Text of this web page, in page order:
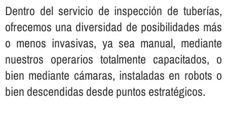
Dentro del servicio de inspección de tuberí­as,
ofrecemos una diversidad de posibilidades más
o menos invasivas, ya sea manual, mediante
nuestros operarios totalmente capacitados, o
bien mediante cámaras, instaladas en robots o
bien descendidas desde puntos estratégicos.